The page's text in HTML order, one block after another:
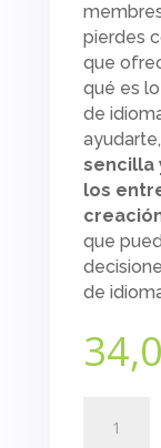
pierdes
que
qué es
de
ayudarte,
sencilla
los
que
de